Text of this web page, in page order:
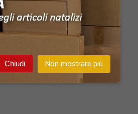
Chiudi Non mostrare più